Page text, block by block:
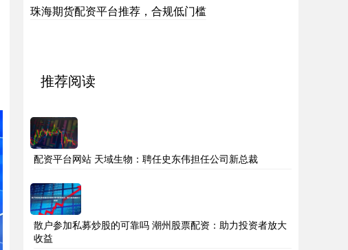
珠海期货配资平台推荐，合规低门槛
推荐阅读
配资平台网站 天域生物：聘任史东伟担任公司新总裁
散户参加私募炒股的可靠吗 潮州股票配资：助力投资者放大
收益